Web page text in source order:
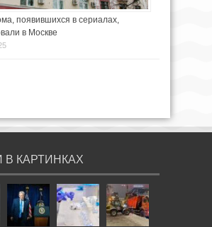
появившихся в сериалах,
в Москве
В КАРТИНКАХ